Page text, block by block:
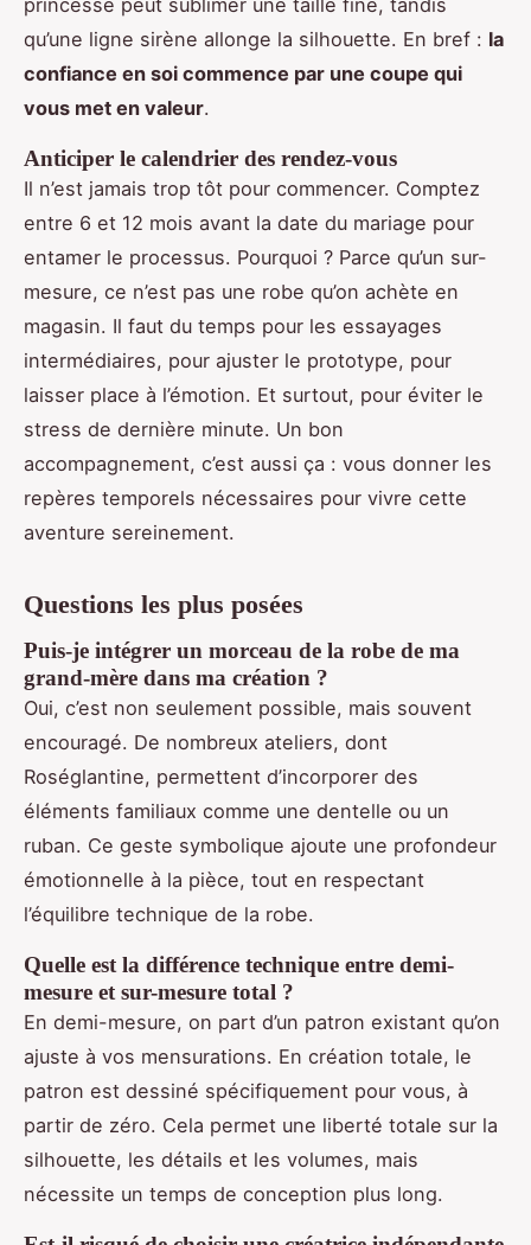
princesse peut sublimer une taille fine, tandis
qu’une ligne sirène allonge la silhouette. En bref : la
confiance en soi commence par une coupe qui
vous met en valeur.
Anticiper le calendrier des rendez-vous
Il n’est jamais trop tôt pour commencer. Comptez
entre 6 et 12 mois avant la date du mariage pour
entamer le processus. Pourquoi ? Parce qu’un sur-
mesure, ce n’est pas une robe qu’on achète en
magasin. Il faut du temps pour les essayages
intermédiaires, pour ajuster le prototype, pour
laisser place à l’émotion. Et surtout, pour éviter le
stress de dernière minute. Un bon
accompagnement, c’est aussi ça : vous donner les
repères temporels nécessaires pour vivre cette
aventure sereinement.
Questions les plus posées
Puis-je intégrer un morceau de la robe de ma
grand-mère dans ma création ?
Oui, c’est non seulement possible, mais souvent
encouragé. De nombreux ateliers, dont
Roséglantine, permettent d’incorporer des
éléments familiaux comme une dentelle ou un
ruban. Ce geste symbolique ajoute une profondeur
émotionnelle à la pièce, tout en respectant
l’équilibre technique de la robe.
Quelle est la différence technique entre demi-
mesure et sur-mesure total ?
En demi-mesure, on part d’un patron existant qu’on
ajuste à vos mensurations. En création totale, le
patron est dessiné spécifiquement pour vous, à
partir de zéro. Cela permet une liberté totale sur la
silhouette, les détails et les volumes, mais
nécessite un temps de conception plus long.